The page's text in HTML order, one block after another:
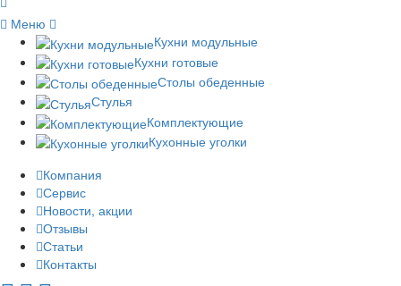
Меню
Кухни модульные
Кухни готовые
Столы обеденные
Стулья
Комплектующие
Кухонные уголки
Компания
Сервис
Новости, акции
Отзывы
Статьи
Контакты